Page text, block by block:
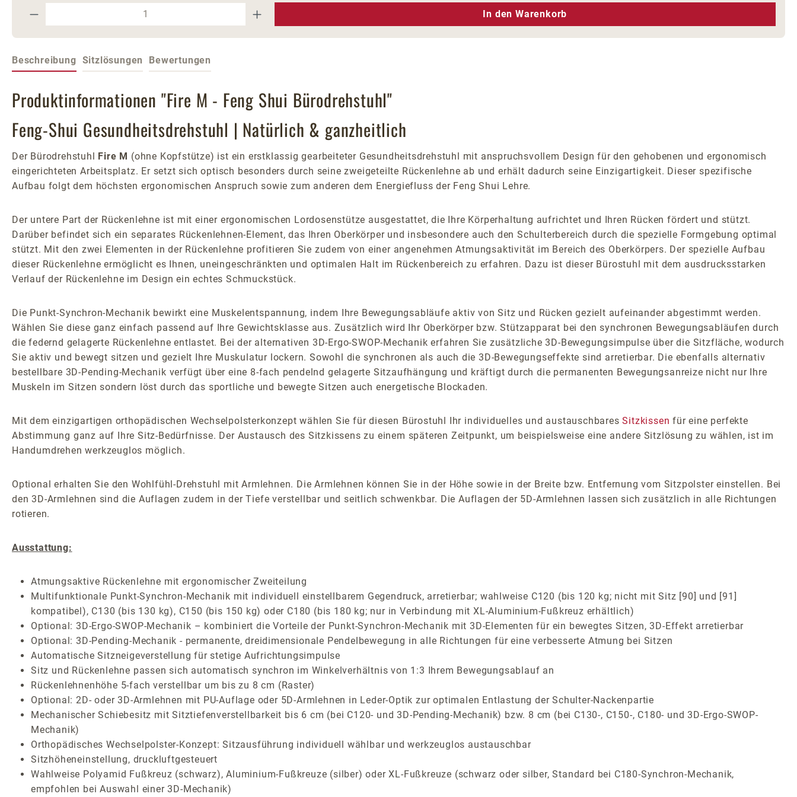
Produkt Anzahl: Gib den gewünschten Wert ein oder benutze die Schaltflächen um die Anzahl zu erhöhen oder zu
In den Warenkorb
Beschreibung Sitzlösungen Bewertungen
Produktinformationen "Fire M - Feng Shui Bürodrehstuhl"
Feng-Shui Gesundheitsdrehstuhl | Natürlich & ganzheitlich
Der Bürodrehstuhl Fire M (ohne Kopfstütze) ist ein erstklassig gearbeiteter Gesundheitsdrehstuhl mit anspruchsvollem Design für den gehobenen und ergonomisch
eingerichteten Arbeitsplatz. Er setzt sich optisch besonders durch seine zweigeteilte Rückenlehne ab und erhält dadurch seine Einzigartigkeit. Dieser spezifische
Aufbau folgt dem höchsten ergonomischen Anspruch sowie zum anderen dem Energiefluss der Feng Shui Lehre.
Der untere Part der Rückenlehne ist mit einer ergonomischen Lordosenstütze ausgestattet, die Ihre Körperhaltung aufrichtet und Ihren Rücken fördert und stützt.
Darüber befindet sich ein separates Rückenlehnen-Element, das Ihren Oberkörper und insbesondere auch den Schulterbereich durch die spezielle Formgebung optimal
stützt. Mit den zwei Elementen in der Rückenlehne profitieren Sie zudem von einer angenehmen Atmungsaktivität im Bereich des Oberkörpers. Der spezielle Aufbau
dieser Rückenlehne ermöglicht es Ihnen, uneingeschränkten und optimalen Halt im Rückenbereich zu erfahren. Dazu ist dieser Bürostuhl mit dem ausdrucksstarken
Verlauf der Rückenlehne im Design ein echtes Schmuckstück.
Die Punkt-Synchron-Mechanik bewirkt eine Muskelentspannung, indem Ihre Bewegungsabläufe aktiv von Sitz und Rücken gezielt aufeinander abgestimmt werden.
Wählen Sie diese ganz einfach passend auf Ihre Gewichtsklasse aus. Zusätzlich wird Ihr Oberkörper bzw. Stützapparat bei den synchronen Bewegungsabläufen durch
die federnd gelagerte Rückenlehne entlastet. Bei der alternativen 3D-Ergo-SWOP-Mechanik erfahren Sie zusätzliche 3D-Bewegungsimpulse über die Sitzfläche, wodurch
Sie aktiv und bewegt sitzen und gezielt Ihre Muskulatur lockern. Sowohl die synchronen als auch die 3D-Bewegungseffekte sind arretierbar. Die ebenfalls alternativ
bestellbare 3D-Pending-Mechanik verfügt über eine 8-fach pendelnd gelagerte Sitzaufhängung und kräftigt durch die permanenten Bewegungsanreize nicht nur Ihre
Muskeln im Sitzen sondern löst durch das sportliche und bewegte Sitzen auch energetische Blockaden.
Mit dem einzigartigen orthopädischen Wechselpolsterkonzept wählen Sie für diesen Bürostuhl Ihr individuelles und austauschbaresSitzkissen für eine perfekte
Abstimmung ganz auf Ihre Sitz-Bedürfnisse. Der Austausch des Sitzkissens zu einem späteren Zeitpunkt, um beispielsweise eine andere Sitzlösung zu wählen, ist im
Handumdrehen werkzeuglos möglich.
Optional erhalten Sie den Wohlfühl-Drehstuhl mit Armlehnen. Die Armlehnen können Sie in der Höhe sowie in der Breite bzw. Entfernung vom Sitzpolster einstellen. Bei
den 3D-Armlehnen sind die Auflagen zudem in der Tiefe verstellbar und seitlich schwenkbar. Die Auflagen der 5D-Armlehnen lassen sich zusätzlich in alle Richtungen
rotieren.
Ausstattung:
Atmungsaktive Rückenlehne mit ergonomischer Zweiteilung
Multifunktionale Punkt-Synchron-Mechanik mit individuell einstellbarem Gegendruck, arretierbar; wahlweise C120 (bis 120 kg; nicht mit Sitz [90] und [91]
kompatibel), C130 (bis 130 kg), C150 (bis 150 kg) oder C180 (bis 180 kg; nur in Verbindung mit XL-Aluminium-Fußkreuz erhältlich)
Optional: 3D-Ergo-SWOP-Mechanik – kombiniert die Vorteile der Punkt-Synchron-Mechanik mit 3D-Elementen für ein bewegtes Sitzen, 3D-Effekt arretierbar
Optional: 3D-Pending-Mechanik - permanente, dreidimensionale Pendelbewegung in alle Richtungen für eine verbesserte Atmung bei Sitzen
Automatische Sitzneigeverstellung für stetige Aufrichtungsimpulse
Sitz und Rückenlehne passen sich automatisch synchron im Winkelverhältnis von 1:3 Ihrem Bewegungsablauf an
Rückenlehnenhöhe 5-fach verstellbar um bis zu 8 cm (Raster)
Optional: 2D- oder 3D-Armlehnen mit PU-Auflage oder 5D-Armlehnen in Leder-Optik zur optimalen Entlastung der Schulter-Nackenpartie
Mechanischer Schiebesitz mit Sitztiefenverstellbarkeit bis 6 cm (bei C120- und 3D-Pending-Mechanik) bzw. 8 cm (bei C130-, C150-, C180- und 3D-Ergo-SWOP-
Mechanik)
Orthopädisches Wechselpolster-Konzept: Sitzausführung individuell wählbar und werkzeuglos austauschbar
Sitzhöheneinstellung, druckluftgesteuert
Wahlweise Polyamid Fußkreuz (schwarz), Aluminium-Fußkreuze (silber) oder XL-Fußkreuze (schwarz oder silber, Standard bei C180-Synchron-Mechanik,
empfohlen bei Auswahl einer 3D-Mechanik)